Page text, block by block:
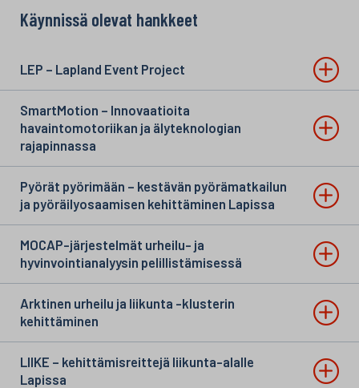
Käynnissä olevat hankkeet
LEP – Lapland Event Project
SmartMotion – Innovaatioita
havaintomotoriikan ja älyteknologian
rajapinnassa
Pyörät pyörimään – kestävän pyörämatkailun
ja pyöräilyosaamisen kehittäminen Lapissa
MOCAP-järjestelmät urheilu- ja
hyvinvointianalyysin pelillistämisessä
Arktinen urheilu ja liikunta -klusterin
kehittäminen
LIIKE – kehittämisreittejä liikunta-alalle
Lapissa